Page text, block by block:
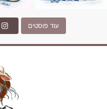
עוד פוסטים